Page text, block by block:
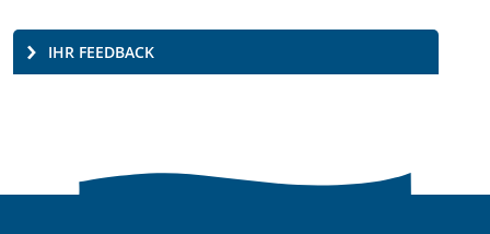
IHR FEEDBACK